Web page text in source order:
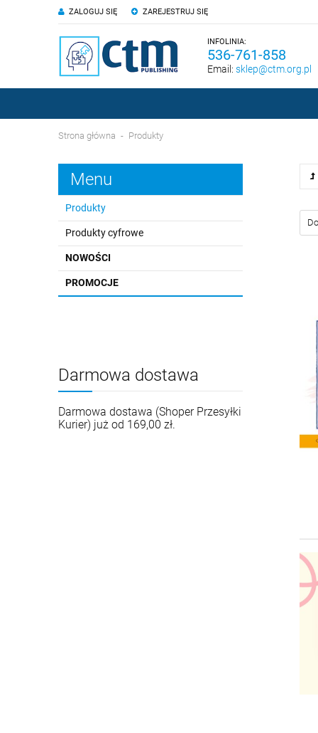
ZAREJESTRUJ SIĘ
ZALOGUJ SIĘ
INFOLINIA:
536-761-858
Email: sklep@ctm.org.pl
Strona główna Produkty
Menu
Produkty
Produkty cyfrowe
NOWOŚCI
PROMOCJE
Darmowa dostawa
Darmowa dostawa (Shoper Przesyłki
Kurier) już od 169,00 zł.